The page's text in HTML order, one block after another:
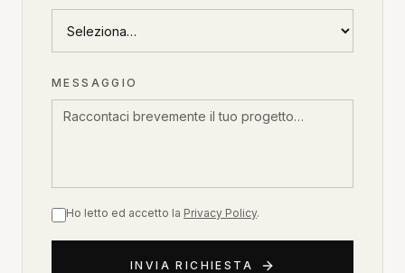
MESSAGGIO
Ho letto ed accetto la Privacy Policy.
INVIA RICHIESTA